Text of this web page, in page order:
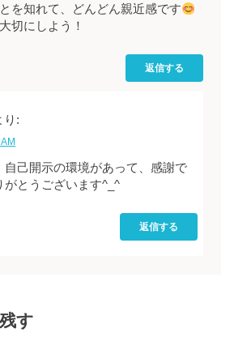
を知れて、どんどん親近感です
切にしよう！
返信する
り:
自己開示の環境があって、感謝で
がとうございます^_^
返信する
す